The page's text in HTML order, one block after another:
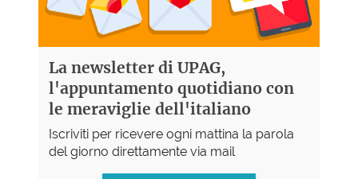
La newsletter di UPAG,
l'appuntamento quotidiano con
le meraviglie dell'italiano
Iscriviti per ricevere ogni mattina la parola
del giorno direttamente via mail